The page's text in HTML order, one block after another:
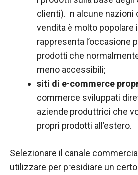
clienti). In alcune nazioni
vendita è molto popolare
rappresenta l’occasione
prodotti che
meno accessibili;
siti di e-commerce
commerce sviluppati
aziende produttrici che
propri prodotti all’estero.
Selezionare il canale
utilizzare per presidiare un